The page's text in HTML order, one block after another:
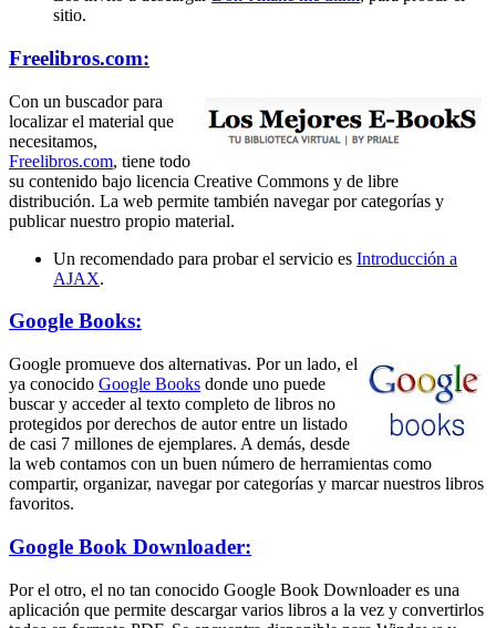
sitio.
Freelibros.com:
Con un buscador para
localizar el material que
necesitamos,
Freelibros.com, tiene todo
su contenido bajo licencia Creative Commons y de libre
distribución. La web permite también navegar por categorías y
publicar nuestro propio material.
Un recomendado para probar el servicio es Introducción a
AJAX.
Google Books:
Google promueve dos alternativas. Por un lado, el
ya conocido Google Books donde uno puede
buscar y acceder al texto completo de libros no
protegidos por derechos de autor entre un listado
de casi 7 millones de ejemplares. A demás, desde
la web contamos con un buen número de herramientas como
compartir, organizar, navegar por categorías y marcar nuestros libros
favoritos.
Google Book Downloader:
Por el otro, el no tan conocido Google Book Downloader es una
aplicación que permite descargar varios libros a la vez y convertirlos